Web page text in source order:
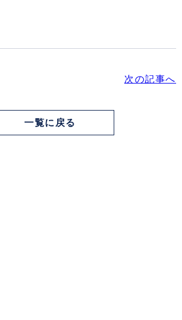
次の記事へ
一覧に戻る